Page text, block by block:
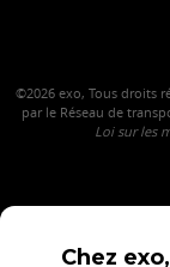
©2026 exo, Tous droits
par le Réseau de
Loi sur les
Chez